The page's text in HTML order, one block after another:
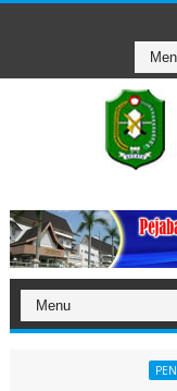
PENGHARGAAN